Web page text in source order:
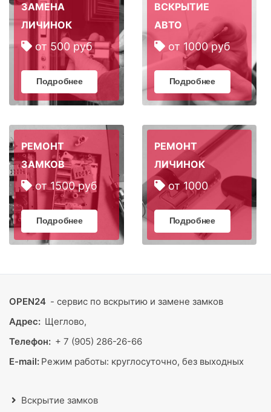
ЗАМЕНА
ЛИЧИНОК
от 500 руб
Подробнее
ВСКРЫТИЕ
АВТО
от 1000 руб
Подробнее
РЕМОНТ
ЗАМКОВ
от 1500 руб
Подробнее
РЕМОНТ
ЛИЧИНОК
от 1000
Подробнее
OPEN24 - сервис по вскрытию и замене замков
Адрес: Щеглово,
Телефон: + 7 (905) 286-26-66
E-mail: Режим работы: круглосуточно, без выходных
Вскрытие замков